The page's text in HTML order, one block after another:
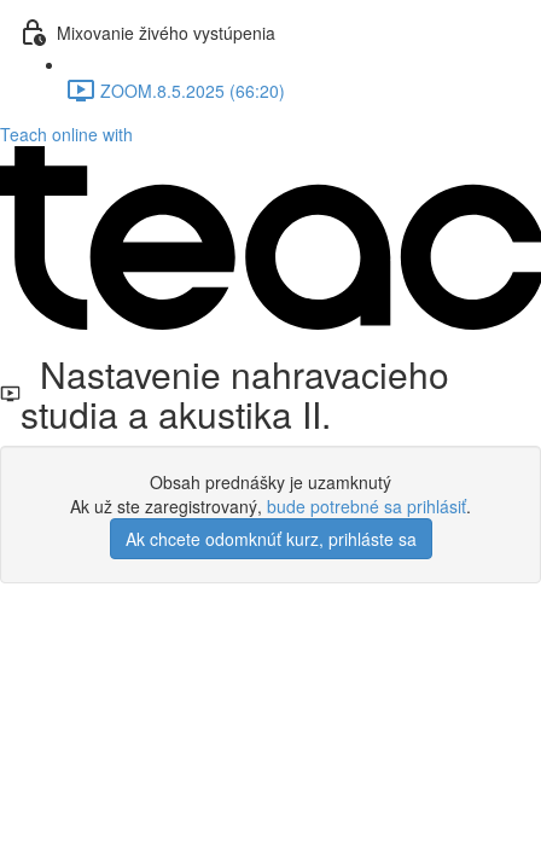
Mixovanie živého vystúpenia
ZOOM.8.5.2025 (66:20)
Teach online with
Nastavenie nahravacieho
studia a akustika II.
Obsah prednášky je uzamknutý
Ak už ste zaregistrovaný, bude potrebné sa prihlásiť.
Ak chcete odomknúť kurz, prihláste sa